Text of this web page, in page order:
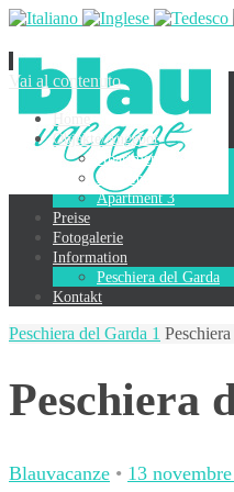
Vai al contenuto
Home
Objekte/Angebot
Apartment 1
Apartment 2
Apartment 3
Preise
Fotogalerie
Information
Peschiera del Garda
Kontakt
Peschiera del Garda 1
Peschiera
Blauvacanze • 13